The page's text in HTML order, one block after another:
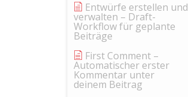
Entwürfe erstellen und
verwalten – Draft-
Workflow für geplante
Beiträge
First Comment –
Automatischer erster
Kommentar unter
deinem Beitrag